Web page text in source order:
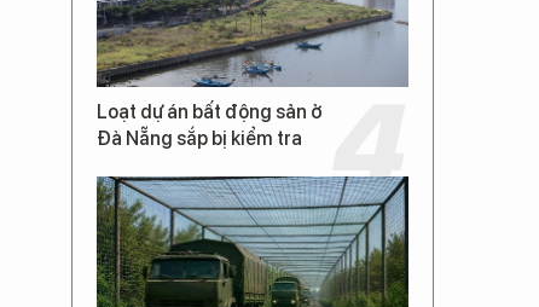
Loạt dự án bất động sản ở
Đà Nẵng sắp bị kiểm tra